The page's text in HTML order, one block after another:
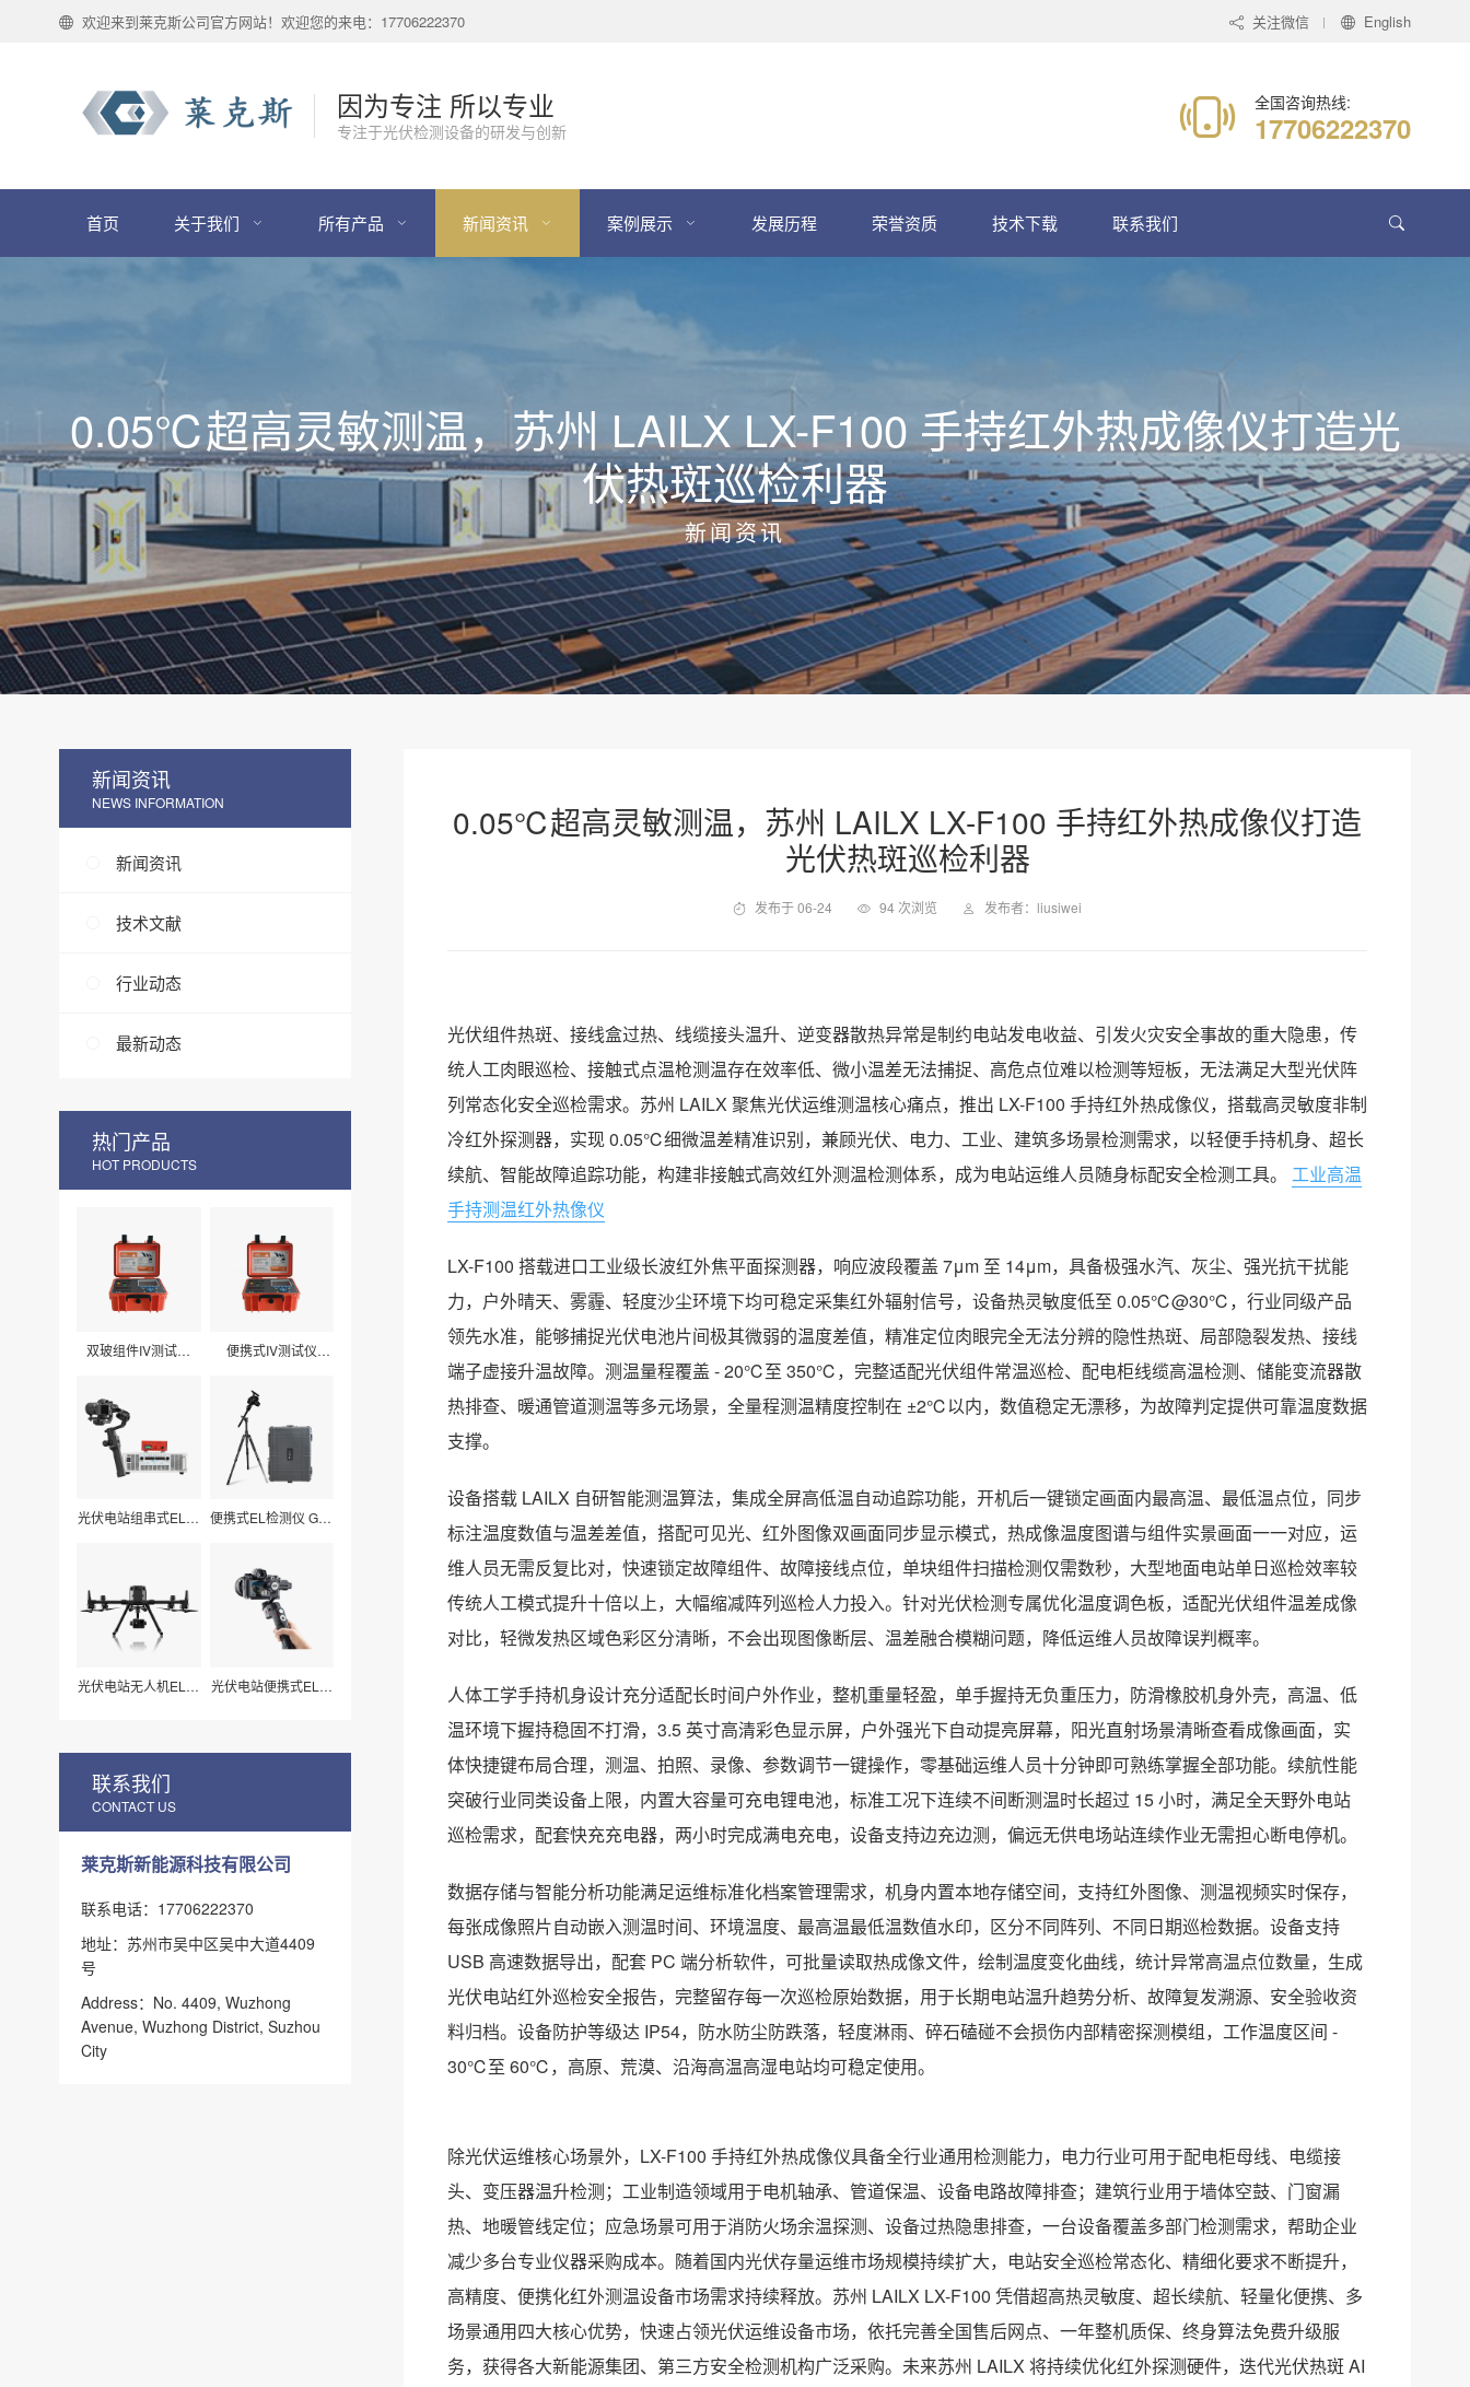
欢迎来到莱克斯公司官方网站！欢迎您的来电：17706222370 关注微信 English
因为专注 所以专业
专注于光伏检测设备的研发与创新
全国咨询热线:
17706222370
首页 关于我们 所有产品 新闻资讯 案例展示 发展历程 荣誉资质 技术下载 联系我们
0.05℃超高灵敏测温，苏州 LAILX LX-F100 手持红外热成像仪打造光
伏热斑巡检利器
新闻资讯
新闻资讯
NEWS INFORMATION
新闻资讯
技术文献
行业动态
最新动态
热门产品
HOT PRODUCTS
双玻组件IV测试仪
便携式IV测试仪
光伏电站组串式EL检
便携式EL检测仪 G50
光伏电站无人机EL扫
光伏电站便携式EL检
联系我们
CONTACT US
莱克斯新能源科技有限公司
联系电话：17706222370
地址：苏州市吴中区吴中大道4409
号
Address：No. 4409, Wuzhong
Avenue, Wuzhong District, Suzhou
City
0.05℃超高灵敏测温，苏州 LAILX LX-F100 手持红外热成像仪打造
光伏热斑巡检利器
发布于 06-24 94 次浏览 发布者：liusiwei
光伏组件热斑、接线盒过热、线缆接头温升、逆变器散热异常是制约电站发电收益、引发火灾安全事故的重大隐患，传
统人工肉眼巡检、接触式点温枪测温存在效率低、微小温差无法捕捉、高危点位难以检测等短板，无法满足大型光伏阵
列常态化安全巡检需求。苏州 LAILX 聚焦光伏运维测温核心痛点，推出 LX-F100 手持红外热成像仪，搭载高灵敏度非制
冷红外探测器，实现 0.05℃细微温差精准识别，兼顾光伏、电力、工业、建筑多场景检测需求，以轻便手持机身、超长
续航、智能故障追踪功能，构建非接触式高效红外测温检测体系，成为电站运维人员随身标配安全检测工具。
工业高温
手持测温红外热像仪
LX-F100 搭载进口工业级长波红外焦平面探测器，响应波段覆盖 7μm 至 14μm，具备极强水汽、灰尘、强光抗干扰能
力，户外晴天、雾霾、轻度沙尘环境下均可稳定采集红外辐射信号，设备热灵敏度低至 0.05℃@30℃，行业同级产品
领先水准，能够捕捉光伏电池片间极其微弱的温度差值，精准定位肉眼完全无法分辨的隐性热斑、局部隐裂发热、接线
端子虚接升温故障。测温量程覆盖 - 20℃至 350℃，完整适配光伏组件常温巡检、配电柜线缆高温检测、储能变流器散
热排查、暖通管道测温等多元场景，全量程测温精度控制在 ±2℃以内，数值稳定无漂移，为故障判定提供可靠温度数据
支撑。
设备搭载 LAILX 自研智能测温算法，集成全屏高低温自动追踪功能，开机后一键锁定画面内最高温、最低温点位，同步
标注温度数值与温差差值，搭配可见光、红外图像双画面同步显示模式，热成像温度图谱与组件实景画面一一对应，运
维人员无需反复比对，快速锁定故障组件、故障接线点位，单块组件扫描检测仅需数秒，大型地面电站单日巡检效率较
传统人工模式提升十倍以上，大幅缩减阵列巡检人力投入。针对光伏检测专属优化温度调色板，适配光伏组件温差成像
对比，轻微发热区域色彩区分清晰，不会出现图像断层、温差融合模糊问题，降低运维人员故障误判概率。
人体工学手持机身设计充分适配长时间户外作业，整机重量轻盈，单手握持无负重压力，防滑橡胶机身外壳，高温、低
温环境下握持稳固不打滑，3.5 英寸高清彩色显示屏，户外强光下自动提亮屏幕，阳光直射场景清晰查看成像画面，实
体快捷键布局合理，测温、拍照、录像、参数调节一键操作，零基础运维人员十分钟即可熟练掌握全部功能。续航性能
突破行业同类设备上限，内置大容量可充电锂电池，标准工况下连续不间断测温时长超过 15 小时，满足全天野外电站
巡检需求，配套快充充电器，两小时完成满电充电，设备支持边充边测，偏远无供电场站连续作业无需担心断电停机。
数据存储与智能分析功能满足运维标准化档案管理需求，机身内置本地存储空间，支持红外图像、测温视频实时保存，
每张成像照片自动嵌入测温时间、环境温度、最高温最低温数值水印，区分不同阵列、不同日期巡检数据。设备支持
USB 高速数据导出，配套 PC 端分析软件，可批量读取热成像文件，绘制温度变化曲线，统计异常高温点位数量，生成
光伏电站红外巡检安全报告，完整留存每一次巡检原始数据，用于长期电站温升趋势分析、故障复发溯源、安全验收资
料归档。设备防护等级达 IP54，防水防尘防跌落，轻度淋雨、碎石磕碰不会损伤内部精密探测模组，工作温度区间 -
30℃至 60℃，高原、荒漠、沿海高温高湿电站均可稳定使用。
除光伏运维核心场景外，LX-F100 手持红外热成像仪具备全行业通用检测能力，电力行业可用于配电柜母线、电缆接
头、变压器温升检测；工业制造领域用于电机轴承、管道保温、设备电路故障排查；建筑行业用于墙体空鼓、门窗漏
热、地暖管线定位；应急场景可用于消防火场余温探测、设备过热隐患排查，一台设备覆盖多部门检测需求，帮助企业
减少多台专业仪器采购成本。随着国内光伏存量运维市场规模持续扩大，电站安全巡检常态化、精细化要求不断提升，
高精度、便携化红外测温设备市场需求持续释放。苏州 LAILX LX-F100 凭借超高热灵敏度、超长续航、轻量化便携、多
场景通用四大核心优势，快速占领光伏运维设备市场，依托完善全国售后网点、一年整机质保、终身算法免费升级服
务，获得各大新能源集团、第三方安全检测机构广泛采购。未来苏州 LAILX 将持续优化红外探测硬件，迭代光伏热斑 AI